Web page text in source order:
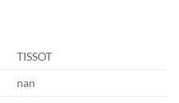
TISSOT
nan